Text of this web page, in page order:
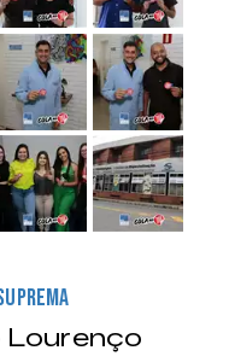
&nbsp; &nbsp;
&nbsp;
Lourenço